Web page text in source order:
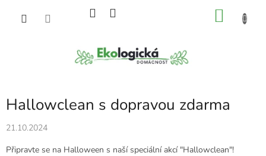
Hallowclean s dopravou zdarma
21.10.2024
Připravte se na Halloween s naší speciální akcí "Hallowclean"!